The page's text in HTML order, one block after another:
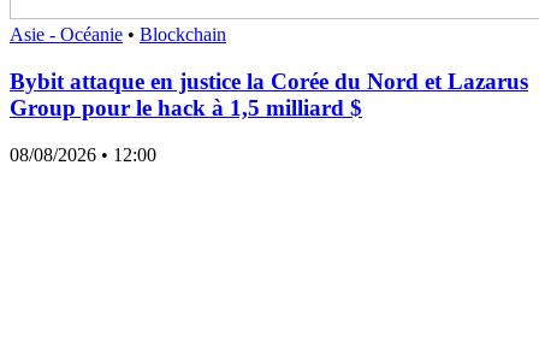
Asie - Océanie • Blockchain
Bybit attaque en justice la Corée du Nord et Lazarus
Group pour le hack à 1,5 milliard $
08/08/2026 • 12:00